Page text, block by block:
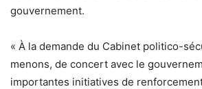
gouvernement.
« À la demande du Cabinet politico-
menons, de concert avec le
importantes initiatives de